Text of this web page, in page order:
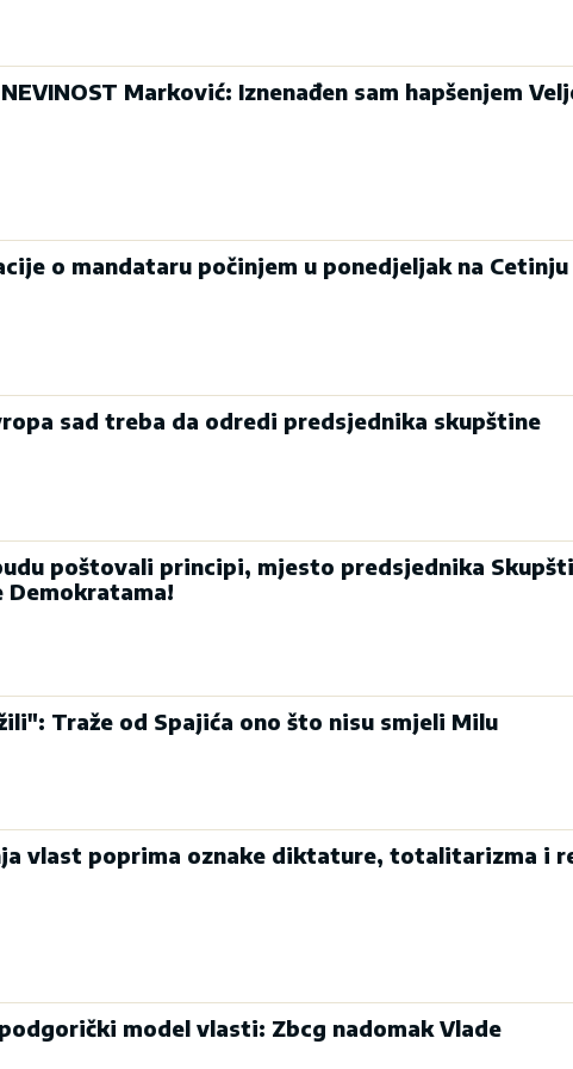
NEVINOST Marković: Iznenađen sam hapšenjem
o mandataru počinjem u ponedjeljak na Cetinju
sad treba da odredi predsjednika skupštine
poštovali principi, mjesto predsjednika
Demokratama!
Traže od Spajića ono što nisu smjeli Milu
vlast poprima oznake diktature, totalitarizma i
model vlasti: Zbcg nadomak Vlade